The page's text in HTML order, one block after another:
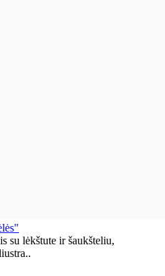
su lėkštute ir šaukšteliu,